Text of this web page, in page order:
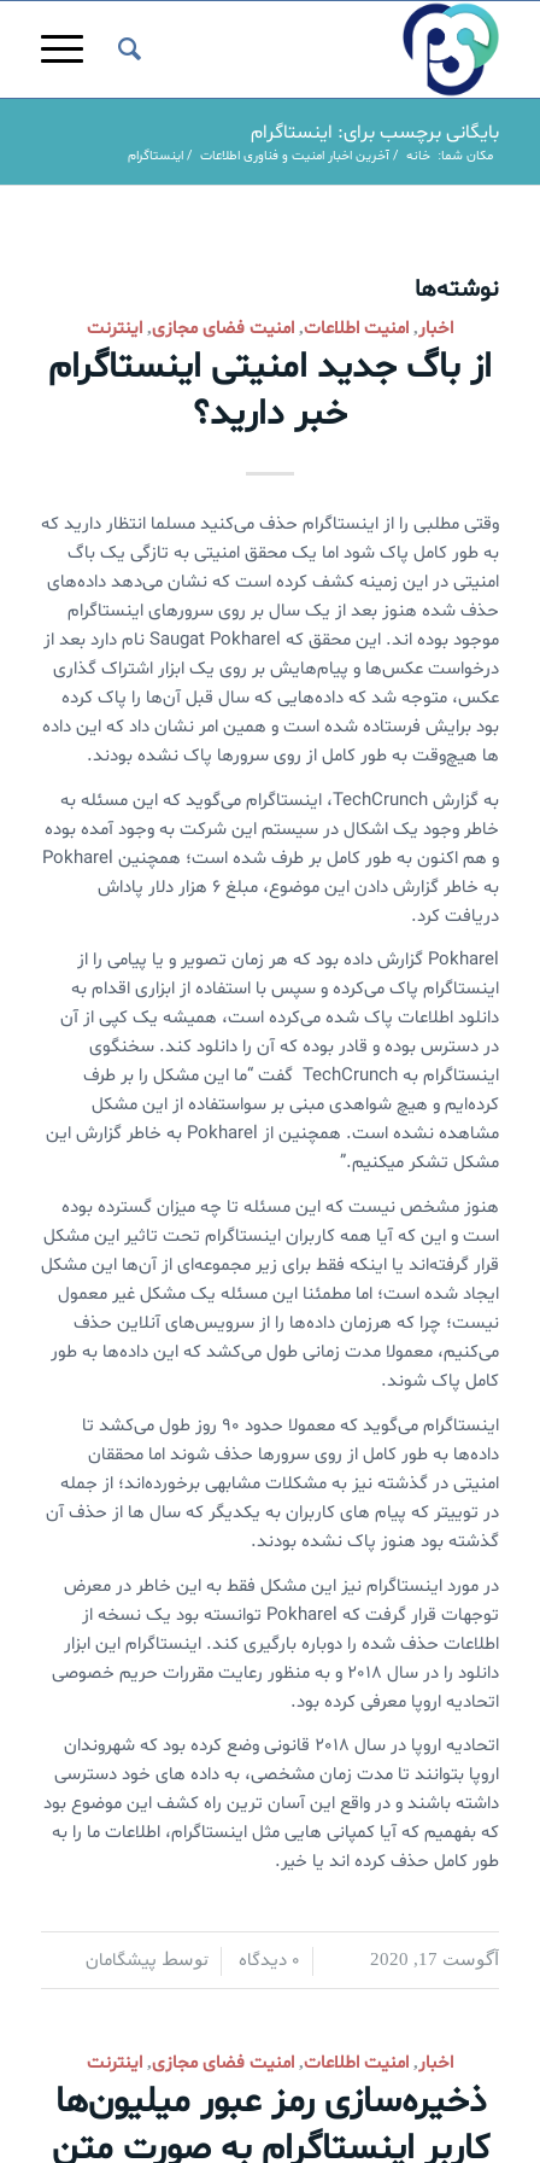
بایگانی برچسب برای: اینستاگرام
مکان شما: خانه / آخرین اخبار امنیت و فناوری اطلاعات / اینستاگرام
نوشته‌ها
اخبار, امنیت اطلاعات, امنیت فضای مجازی, اینترنت
از باگ جدید امنیتی اینستاگرام
خبر دارید؟
وقتی مطلبی را از اینستاگرام حذف می‌کنید مسلما انتظار دارید که
به طور کامل پاک شود اما یک محقق امنیتی به تازگی یک باگ
امنیتی در این زمینه کشف کرده است که نشان می‌دهد داده‌های
حذف شده هنوز بعد از یک سال بر روی سرورهای اینستاگرام
موجود بوده اند. این محقق که Saugat Pokharel نام دارد بعد از
درخواست عکس‌ها و پیام‌هایش بر روی یک ابزار اشتراک گذاری
عکس، متوجه شد که داده‌هایی که سال قبل آن‌ها را پاک کرده
بود برایش فرستاده شده است و همین امر نشان داد که این داده
ها هیچ‌وقت به طور کامل از روی سرورها پاک نشده بودند.
به گزارش TechCrunch، اینستاگرام می‌گوید که این مسئله به
خاطر وجود یک اشکال در سیستم این شرکت به وجود آمده بوده
و هم اکنون به طور کامل بر طرف شده است؛ همچنین Pokharel
به خاطر گزارش دادن این موضوع، مبلغ 6 هزار دلار پاداش
دریافت کرد.
Pokharel گزارش داده بود که هر زمان تصویر و یا پیامی را از
اینستاگرام پاک می‌کرده و سپس با استفاده از ابزاری اقدام به
دانلود اطلاعات پاک شده می‌کرده است، همیشه یک کپی از آن
در دسترس بوده و قادر بوده که آن را دانلود کند. سخنگوی
اینستاگرام به TechCrunch گفت “ما این مشکل را بر طرف
کرده‌ایم و هیچ شواهدی مبنی بر سواستفاده از این مشکل
مشاهده نشده است. همچنین از Pokharel به خاطر گزارش این
مشکل تشکر میکنیم.”
هنوز مشخص نیست که این مسئله تا چه میزان گسترده بوده
است و این که آیا همه کاربران اینستاگرام تحت تاثیر این مشکل
قرار گرفته‌اند یا اینکه فقط برای زیر مجموعه‌ای از آن‌ها این مشکل
ایجاد شده است؛ اما مطمئنا این مسئله یک مشکل غیر معمول
نیست؛ چرا که هرزمان داده‌ها را از سرویس‌های آنلاین حذف
می‌کنیم، معمولا مدت زمانی طول می‌کشد که این داده‌ها به طور
کامل پاک شوند.
اینستاگرام می‌گوید که معمولا حدود 90 روز طول می‌کشد تا
داده‌ها به طور کامل از روی سرورها حذف شوند اما محققان
امنیتی در گذشته نیز به مشکلات مشابهی برخورده‌اند؛ از جمله
در توییتر که پیام های کاربران به یکدیگر که سال ها از حذف آن
گذشته بود هنوز پاک نشده بودند.
در مورد اینستاگرام نیز این مشکل فقط به این خاطر در معرض
توجهات قرار گرفت که Pokharel توانسته بود یک نسخه از
اطلاعات حذف شده را دوباره بارگیری کند. اینستاگرام این ابزار
دانلود را در سال 2018 و به منظور رعایت مقررات حریم خصوصی
اتحادیه اروپا معرفی کرده بود.
اتحادیه اروپا در سال 2018 قانونی وضع کرده بود که شهروندان
اروپا بتوانند تا مدت زمان مشخصی، به داده های خود دسترسی
داشته باشند و در واقع این آسان ترین راه کشف این موضوع بود
که بفهمیم که آیا کمپانی هایی مثل اینستاگرام، اطلاعات ما را به
طور کامل حذف کرده اند یا خیر.
آگوست 17, 2020 / 0 دیدگاه/ توسط پیشگامان
اخبار, امنیت اطلاعات, امنیت فضای مجازی, اینترنت
ذخیره‌سازی رمز عبور میلیون‌ها
کاربر اینستاگرام به صورت متن